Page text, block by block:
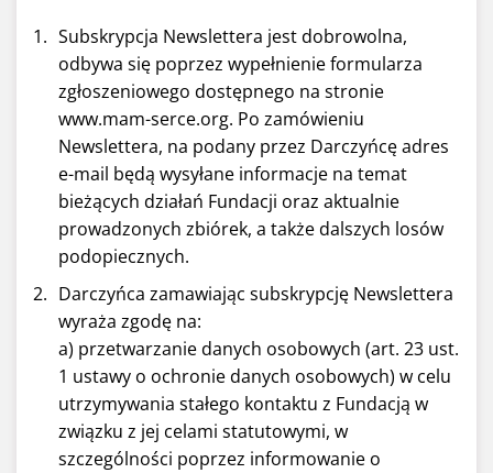
Subskrypcja Newslettera jest dobrowolna,
odbywa się poprzez wypełnienie formularza
zgłoszeniowego dostępnego na stronie
www.mam-serce.org. Po zamówieniu
Newslettera, na podany przez Darczyńcę adres
e-mail będą wysyłane informacje na temat
bieżących działań Fundacji oraz aktualnie
prowadzonych zbiórek, a także dalszych losów
podopiecznych.
Darczyńca zamawiając subskrypcję Newslettera
wyraża zgodę na:
a) przetwarzanie danych osobowych (art. 23 ust.
1 ustawy o ochronie danych osobowych) w celu
utrzymywania stałego kontaktu z Fundacją w
związku z jej celami statutowymi, w
szczególności poprzez informowanie o